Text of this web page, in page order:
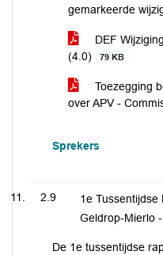
gemarkeerde
DEF
(4.0)
79 KB
Toezegging
over APV -
Sprekers
2.9
1e
Geldrop-Mierlo -
De 1e tussentijdse